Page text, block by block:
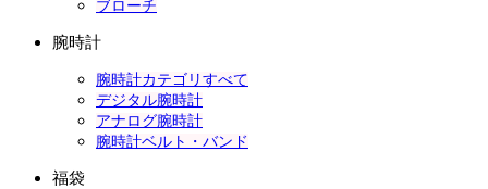
ブローチ
腕時計
腕時計カテゴリすべて
デジタル腕時計
アナログ腕時計
腕時計ベルト・バンド
福袋